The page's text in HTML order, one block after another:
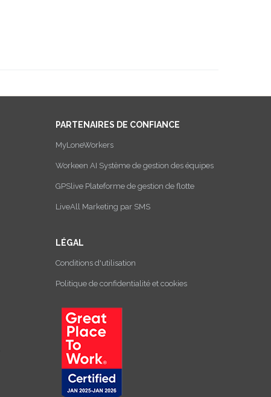
PARTENAIRES DE CONFIANCE
MyLoneWorkers
Workeen AI Système de gestion des équipes
GPSlive Plateforme de gestion de flotte
LiveAll Marketing par SMS
LÉGAL
Conditions d'utilisation
Politique de confidentialité et cookies